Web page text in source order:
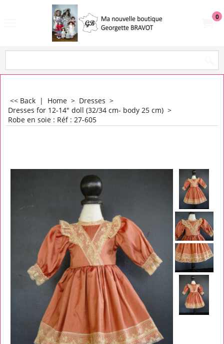
0
<< Back | Home > Dresses >
Dresses for 12-14" doll (32/34 cm- body 25 cm) >
Robe en soie : Réf : 27-605